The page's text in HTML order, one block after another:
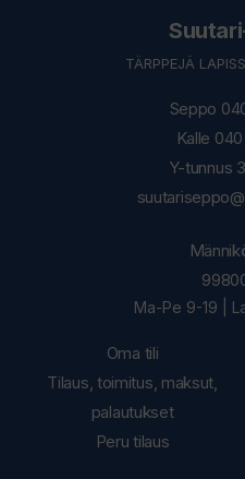
TÄRPPEJÄ
Seppo
Kalle
Y-tunnus
Oma tili
Tilaus, toimitus, maksut,
palautukset
Peru tilaus
Ma-Pe 9-19 |